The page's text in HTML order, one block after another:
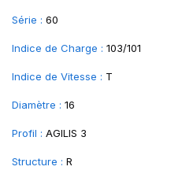
Série : 60
Indice de Charge : 103/101
Indice de Vitesse : T
Diamètre : 16
Profil : AGILIS 3
Structure : R